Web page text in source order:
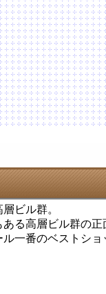
ビル群。
る高層ビル群の
一番のベストシ